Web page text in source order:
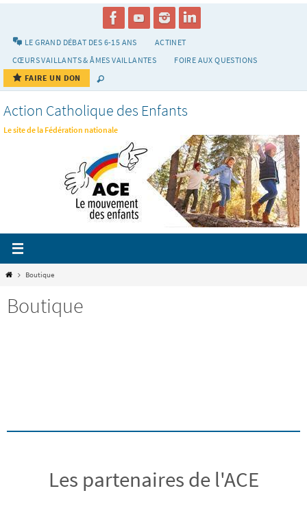
LE GRAND DÉBAT DES 6-15 ANS
ACTINET
CŒURS VAILLANTS & ÂMES VAILLANTES
FOIRE AUX QUESTIONS
FAIRE UN DON
Action Catholique des Enfants
Le site de la Fédération nationale
HomeBoutique
Boutique
Les partenaires de l'ACE